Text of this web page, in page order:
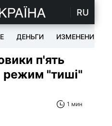
RU
ДЕНЬГИ ИЗМЕНЕНИЯ
п'ять
режим "тиші"
1 мин